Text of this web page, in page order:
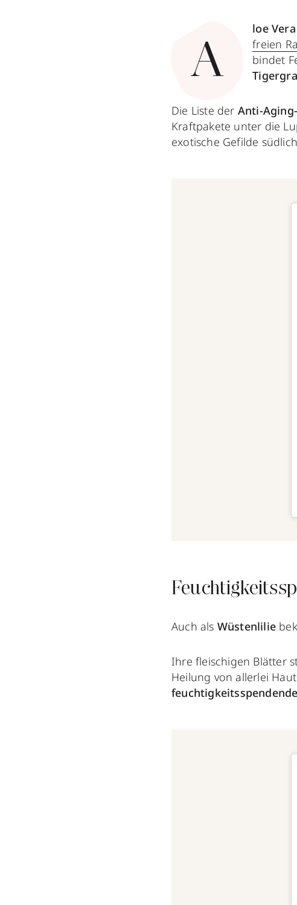
A
loe Vera
freien
bindet
Die Liste der Anti-
Kraftpakete unter die
exotische Gefilde
Auch als Wüstenlilie
Ihre fleischigen Blätter
Heilung von allerlei